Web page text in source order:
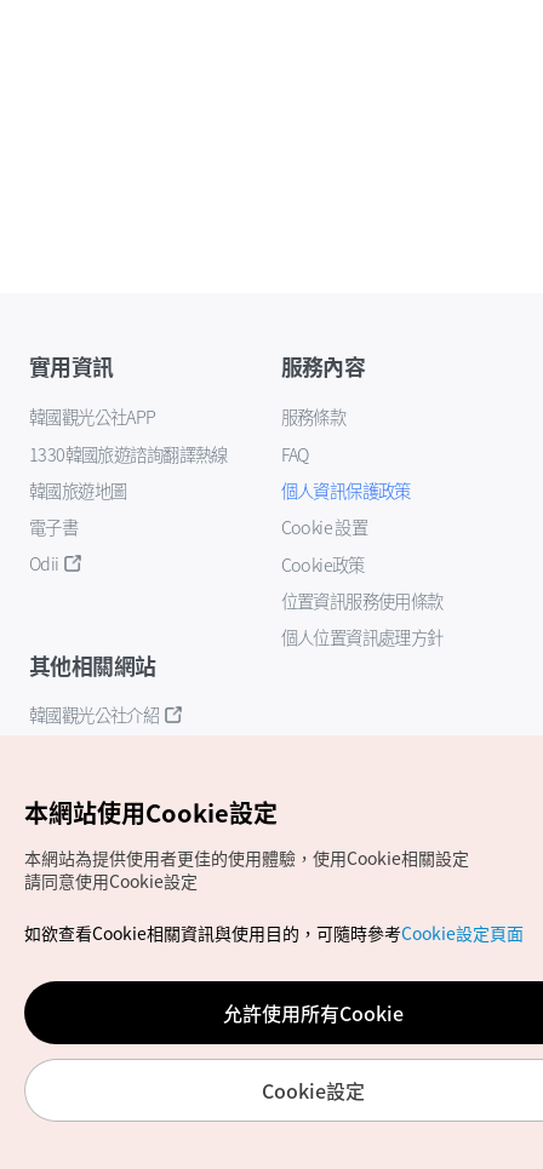
實用資訊
韓國觀光公社APP
1330韓國旅遊諮詢翻譯熱線
韓國旅遊地圖
電子書
Odii
服務內容
服務條款
FAQ
個人資訊保護政策
Cookie 設置
Cookie政策
位置資訊服務使用條款
個人位置資訊處理方針
其他相關網站
韓國觀光公社介紹
Copyrights (c) 韓國觀光公社版權所有
如有相關疑問或建議，歡迎來信至官方信箱
chinese_big5@knto.or.kr
本網站使用Cookie設定
本網站為提供使用者更佳的使用體驗，使用Cookie相關設定
請同意使用Cookie設定
如欲查看Cookie相關資訊與使用目的，可隨時參考Cookie設定頁面
允許使用所有Cookie
Cookie設定